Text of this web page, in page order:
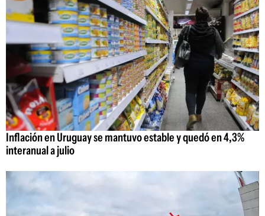
Inflación en Uruguay se mantuvo estable y quedó en 4,3%
interanual a julio